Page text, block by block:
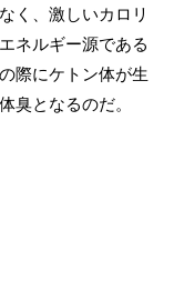
く、激しいカロリ
ネルギー源である
際にケトン体が生
臭となるのだ。